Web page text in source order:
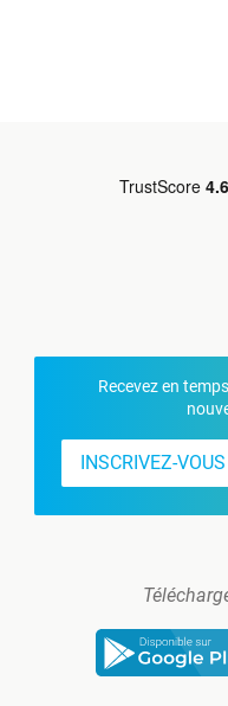
Recevez en
INSCRIVEZ-